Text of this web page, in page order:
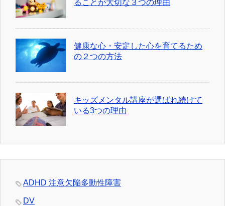
ることが大切な３つの理由
健康な心・安定した心を育てるため
の２つの方法
キッズメンタル講座が選ばれ続けて
いる3つの理由
ADHD 注意欠陥多動性障害
DV